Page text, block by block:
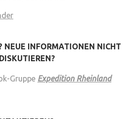
NEUE INFORMATIONEN NICHT
Gruppe Expedition Rheinland